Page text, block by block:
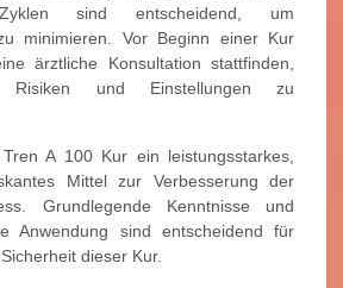
sind entscheidend, um
minimieren. Vor Beginn einer Kur
ärztliche Konsultation stattfinden,
Risiken und Einstellungen zu
A 100 Kur ein leistungsstarkes,
Mittel zur Verbesserung der
Grundlegende Kenntnisse und
Anwendung sind entscheidend für
dieser Kur.